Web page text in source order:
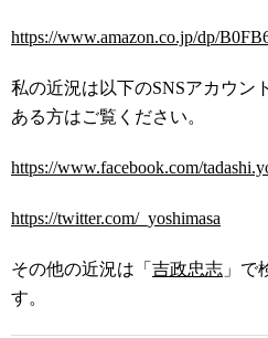
https://www.amazon.co.jp/dp/
私の近況は以下のSNSアカウン
ある方はご覧ください。
https://www.facebook.com/
https://twitter.com/_yoshimasa
その他の近況は「 吉政忠志 」で
す。